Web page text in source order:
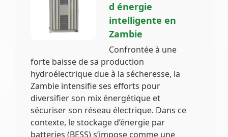
d énergie
intelligente en
Zambie
Confrontée à une
forte baisse de sa production
hydroélectrique due à la sécheresse, la
Zambie intensifie ses efforts pour
diversifier son mix énergétique et
sécuriser son réseau électrique. Dans ce
contexte, le stockage d’énergie par
batteries (BESS) s’impose comme une